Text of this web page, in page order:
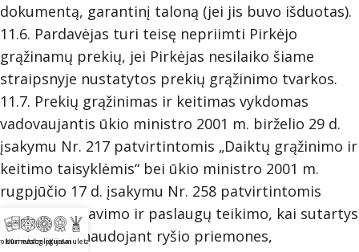
dokumentą, garantinį taloną (jei jis buvo išduotas).
11.6. Pardavėjas turi teisę nepriimti Pirkėjo
grąžinamų prekių, jei Pirkėjas nesilaiko šiame
straipsnyje nustatytos prekių grąžinimo tvarkos.
11.7. Prekių grąžinimas ir keitimas vykdomas
vadovaujantis ūkio ministro 2001 m. birželio 29 d.
įsakymu Nr. 217 patvirtintomis „Daiktų grąžinimo ir
keitimo taisyklėmis“ bei ūkio ministro 2001 m.
rugpjūčio 17 d. įsakymu Nr. 258 patvirtintomis
„Daiktų pardavimo ir paslaugų teikimo, kai sutartys
sudaromos naudojant ryšio priemones,
būrimas
Numerologija
Astrologija
KursaiAmuletai